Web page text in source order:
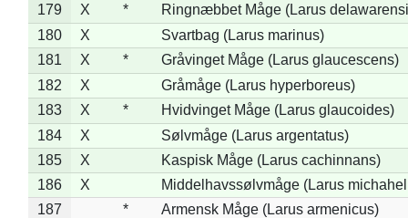
179
X *
Ringnæbbet Måge (Larus
180
X
Svartbag (Larus marinus)
181
X *
Gråvinget Måge (Larus glaucescens)
182
X
Gråmåge (Larus hyperboreus)
183
X *
Hvidvinget Måge (Larus glaucoides)
184
X
Sølvmåge (Larus argentatus)
185
X
Kaspisk Måge (Larus cachinnans)
186
X
Middelhavssølvmåge (Larus
187
*
Armensk Måge (Larus armenicus)